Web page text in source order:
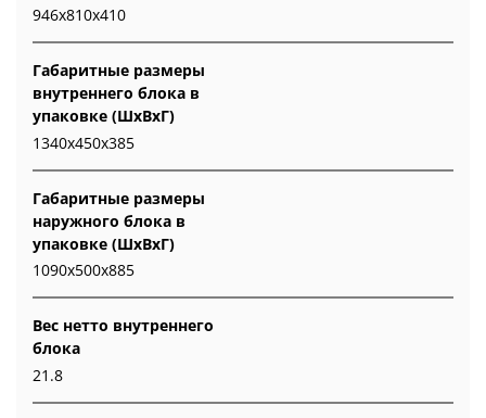
946x810x410
Габаритные размеры
внутреннего блока в
упаковке (ШxВxГ)
1340x450x385
Габаритные размеры
наружного блока в
упаковке (ШxВxГ)
1090x500x885
Вес нетто внутреннего
блока
21.8